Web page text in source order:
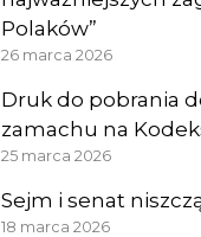
Polaków”
26 marca 2026
Druk do pobrania
zamachu na
25 marca 2026
Sejm i senat
18 marca 2026